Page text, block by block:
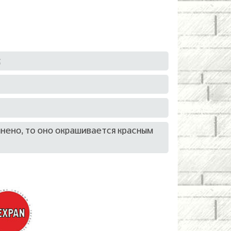
то оно окрашивается красным